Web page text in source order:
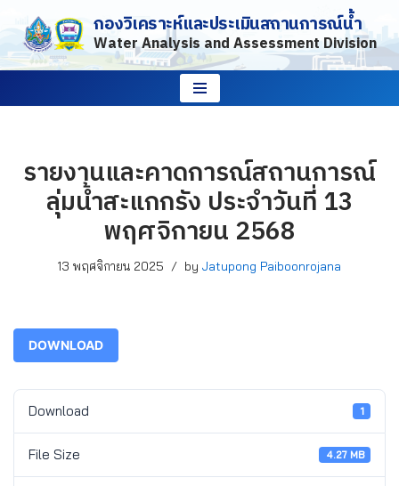
Skip
to
กองวิเคราะห์และประเมินสถานการณ์น้ำ
Water Analysis and Assessment Division
รายงานและคาดการณ์สถานการณ์
ลุ่มน้ำสะแกกรัง ประจำวันที่ 13
พฤศจิกายน 2568
13 พฤศจิกายน 2025 by Jatupong Paiboonrojana
DOWNLOAD
Download 1
File Size 4.27 MB